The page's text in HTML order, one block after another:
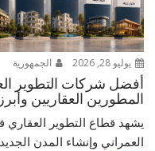
يوليو 28, 2026 الجمهورية
المطورين العقاريين
يشهد قطاع التطوير العقاري
العمراني وإنشاء المدن